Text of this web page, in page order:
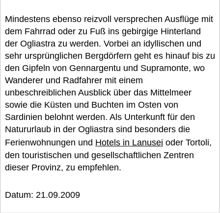
Mindestens ebenso reizvoll versprechen Ausflüge mit
dem Fahrrad oder zu Fuß ins gebirgige Hinterland
der Ogliastra zu werden. Vorbei an idyllischen und
sehr ursprünglichen Bergdörfern geht es hinauf bis zu
den Gipfeln von Gennargentu und Supramonte, wo
Wanderer und Radfahrer mit einem
unbeschreiblichen Ausblick über das Mittelmeer
sowie die Küsten und Buchten im Osten von
Sardinien belohnt werden. Als Unterkunft für den
Natururlaub in der Ogliastra sind besonders die
Ferienwohnungen und Hotels in Lanusei oder Tortoli,
den touristischen und gesellschaftlichen Zentren
dieser Provinz, zu empfehlen.
Datum: 21.09.2009